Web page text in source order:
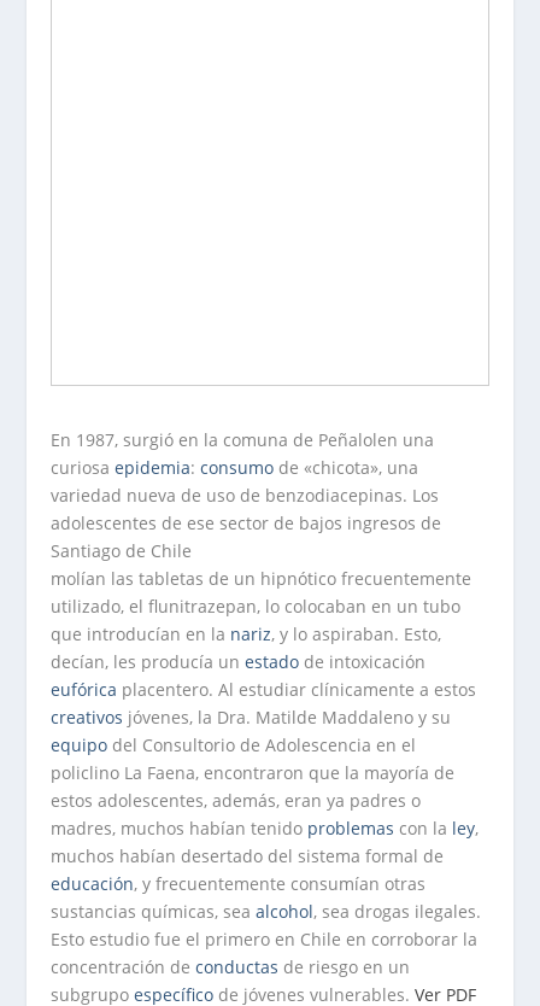
En 1987, surgió en la comuna de Peñalolen una
curiosaepidemia:consumo de «chicota», una
variedad nueva de uso de benzodiacepinas. Los
adolescentes de ese sector de bajos ingresos de
Santiago de Chile
molían las tabletas de un hipnótico frecuentemente
utilizado, el flunitrazepan, lo colocaban en un tubo
que introducían en la nariz, y lo aspiraban. Esto,
decían, les producía unestado de intoxicación
eufórica placentero. Al estudiar clínicamente a estos
creativos jóvenes, la Dra. Matilde Maddaleno y su
equipo del Consultorio de Adolescencia en el
policlino La Faena, encontraron que la mayoría de
estos adolescentes, además, eran ya padres o
madres, muchos habían tenido problemas con la ley,
muchos habían desertado del sistema formal de
educación, y frecuentemente consumían otras
sustancias químicas, seaalcohol, sea drogas ilegales.
Esto estudio fue el primero en Chile en corroborar la
concentración deconductas de riesgo en un
subgrupoespecífico de jóvenes vulnerables.Ver PDF